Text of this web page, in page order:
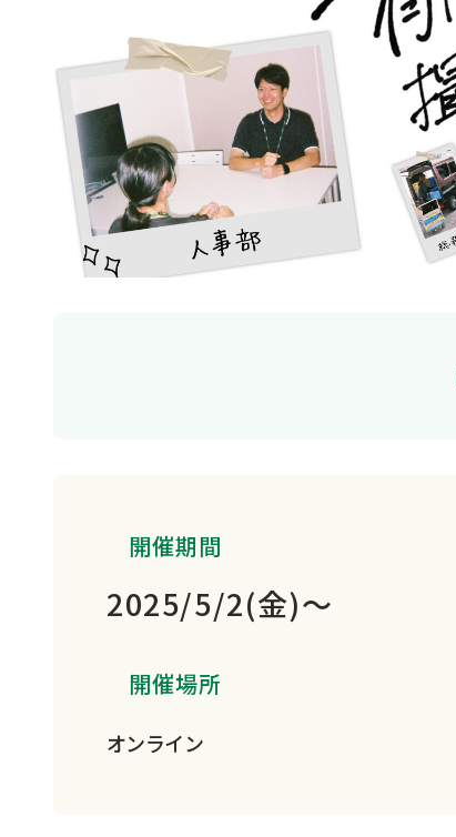
開催期間
2025/5/2(金)～
開催場所
オンライン